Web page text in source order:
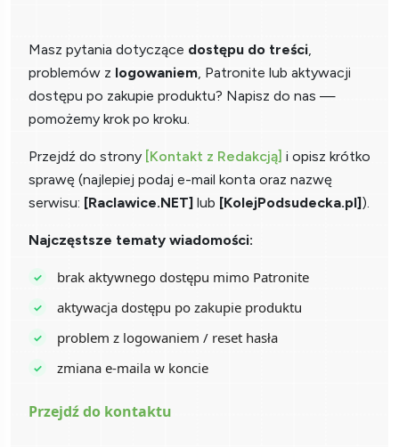
Masz pytania dotyczące dostępu do treści,
problemów z logowaniem, Patronite lub aktywacji
dostępu po zakupie produktu? Napisz do nas —
pomożemy krok po kroku.
Przejdź do strony [Kontakt z Redakcją] i opisz krótko
sprawę (najlepiej podaj e-mail konta oraz nazwę
serwisu: [Raclawice.NET] lub [KolejPodsudecka.pl]).
Najczęstsze tematy wiadomości:
brak aktywnego dostępu mimo Patronite
aktywacja dostępu po zakupie produktu
problem z logowaniem / reset hasła
zmiana e-maila w koncie
Przejdź do kontaktu